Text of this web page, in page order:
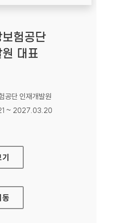
험공단
대표
공단 인재개발원
~ 2027.03.20
험공단 인재개발원 대표
동